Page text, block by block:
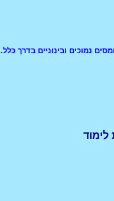
נמוכים ובינוניים בדרך כלל.